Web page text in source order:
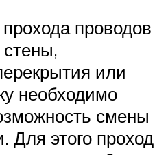
проводов
или
необходимо
смены
Для этого проход